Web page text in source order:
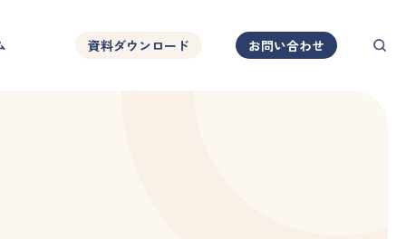
資料ダウンロード お問い合わせ